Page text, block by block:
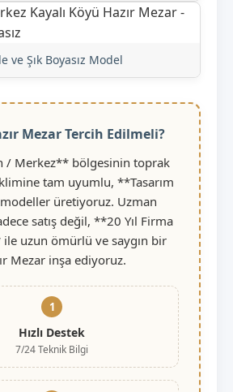
ve Şık Boyasız Model
Mezar Tercih Edilmeli?
/ Merkez** bölgesinin toprak
tam uyumlu, **Tasarım
üretiyoruz. Uzman
satış değil, **20 Yıl Firma
uzun ömürlü ve saygın bir
Mezar inşa ediyoruz.
1
Hızlı Destek
7/24 Teknik Bilgi